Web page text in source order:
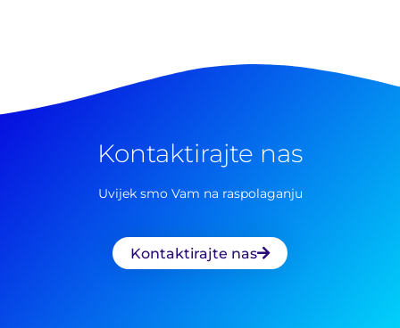
Kontaktirajte nas
Uvijek smo Vam na raspolaganju
Kontaktirajte nas